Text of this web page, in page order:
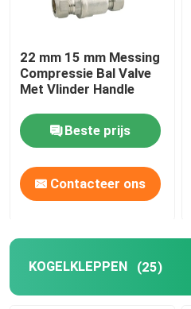
22 mm 15 mm Messing
Compressie Bal Valve
Met Vlinder Handle
Beste prijs
Contacteer ons
KOGELKLEPPEN (25)